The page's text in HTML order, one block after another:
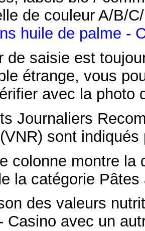
de couleur A/B/
huile de palme -
de saisie est
étrange, vous
avec la photo
Journaliers
sont
colonne montre
la catégorie
des valeurs
Casino avec un